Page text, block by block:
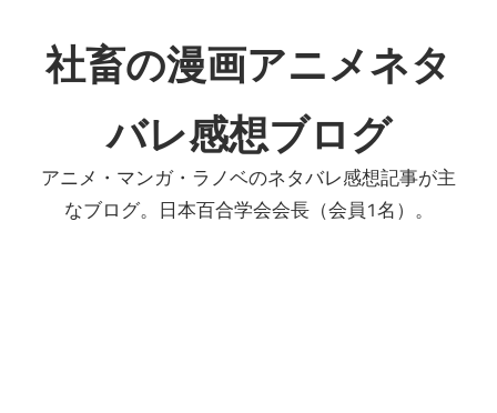
ン
テ
へ
社畜の漫画アニメネタ
バレ感想ブログ
アニメ・マンガ・ラノベのネタバレ感想記事が主
なブログ。日本百合学会会長（会員1名）。